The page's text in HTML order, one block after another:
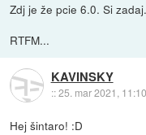
Zdj je že pcie 6.0. Si
RTFM...
KAVINSKY
::25. mar 2021, 11:10
Hej šintaro! :D